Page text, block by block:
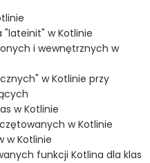
w Kotlinie
i wewnętrznych w
w Kotlinie przy
w Kotlinie
w Kotlinie
w Kotlinie
funkcji Kotlina dla klas